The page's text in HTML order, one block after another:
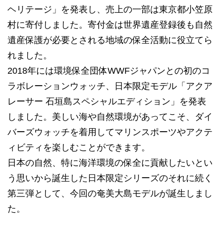
ヘリテージ」を発表し、売上の一部は東京都小笠原
村に寄付しました。寄付金は世界遺産登録後も自然
遺産保護が必要とされる地域の保全活動に役立てら
れました。
2018年には環境保全団体WWFジャパンとの初のコ
ラボレーションウォッチ、日本限定モデル「アクア
レーサー 石垣島スペシャルエディション」を発表
しました。美しい海や自然環境があってこそ、ダイ
バーズウォッチを着用してマリンスポーツやアクテ
ィビティを楽しむことができます。
日本の自然、特に海洋環境の保全に貢献したいとい
う思いから誕生した日本限定シリーズのそれに続く
第三弾として、今回の奄美大島モデルが誕生しまし
た。